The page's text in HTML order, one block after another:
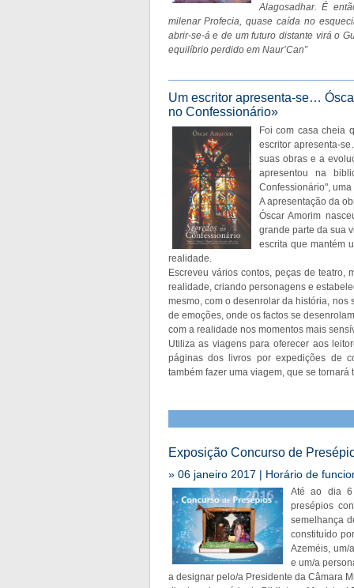
Alagosadhar. É
milenar Profecia, quase caída no
abrir-se-á e de um futuro distante virá o
equilíbrio perdido em Naur’Can”
Um escritor apresenta-se…
no Confessionário»
Foi com casa cheia
escritor apresenta-
suas obras e a
apresentou na
Confessionário",
A apresentação da
Óscar Amorim
grande parte da sua
escrita que mantém
realidade.
Escreveu vários contos, peças de teatro,
realidade, criando personagens e
mesmo, com o desenrolar da história,
de emoções, onde os factos se
com a realidade nos momentos mais
Utiliza as viagens para oferecer aos
páginas dos livros por expedições de
também fazer uma viagem, que se
Exposição Concurso de
» 06 janeiro 2017 | Horário de
Até ao dia 6
presépios
semelhança
constituído
Azeméis, um/
e um/a
a designar pelo/a Presidente da Câmara